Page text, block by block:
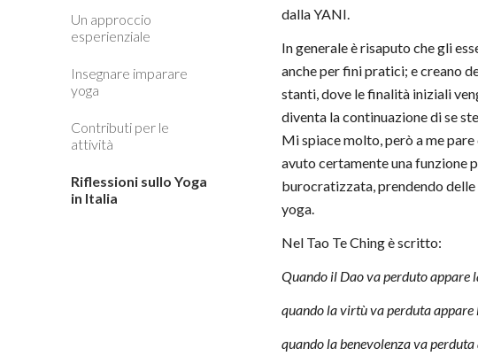
Un approccio
esperienziale
Insegnare imparare
yoga
Contributi per le
attività
Riflessioni sullo Yoga
in Italia
dalla YANI.
In generale è risaputo che gli
anche per fini pratici; e creano
stanti, dove le finalità iniziali
diventa la continuazione di se
Mi spiace molto, però a me
avuto certamente una funzione
burocratizzata, prendendo
yoga.
Nel Tao Te Ching è scritto:
Quando il Dao va perduto appare
quando la virtù va perduta appare
quando la benevolenza va